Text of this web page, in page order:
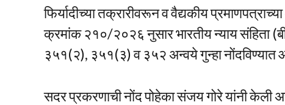
फिर्यादीच्या तक्रारीवरून व वैद्यकीय
क्रमांक २१०/२०२६ नुसार भारतीय न्याय
३५१(२), ३५१(३) व ३५२ अन्वये गुन्हा
सदर प्रकरणाची नोंद पोहेका संजय गोरे यांनी